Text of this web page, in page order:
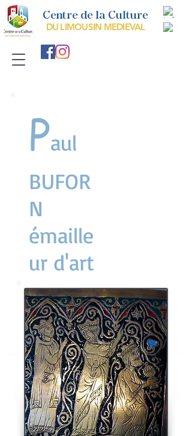
Centre de la Culture
DU LIMOUSIN MEDIEVAL
Paul
BUFOR
N
émaille
ur d'art